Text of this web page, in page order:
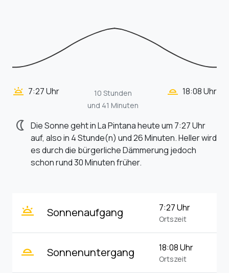
wb_twilight 7:27 Uhr
10 Stunden
und 41 Minuten
wb_twilight_2 18:08 Uhr
nightlight Die Sonne geht in La Pintana heute um 7:27 Uhr
auf, also in 4 Stunde(n) und 26 Minuten. Heller wird
es durch die bürgerliche Dämmerung jedoch
schon rund 30 Minuten früher.
wb_twilight Sonnenaufgang 7:27 Uhr
Ortszeit
wb_twilight_2 Sonnenuntergang 18:08 Uhr
Ortszeit